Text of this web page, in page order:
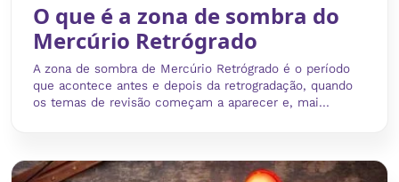
O que é a zona de sombra do
Mercúrio Retrógrado
A zona de sombra de Mercúrio Retrógrado é o período
que acontece antes e depois da retrogradação, quando
os temas de revisão começam a aparecer e, mai...